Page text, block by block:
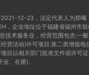
12-23，法定代表人为郑
，企业地址位于福建省福州市
术服务业，经营范围包含:一
营活动)许可项目:第二类增值
目以相关部门批准文件或许可
、在册)。